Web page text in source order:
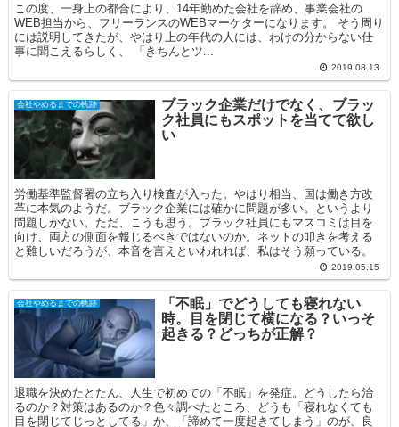
この度、一身上の都合により、14年勤めた会社を辞め、事業会社の
WEB担当から、フリーランスのWEBマーケターになります。 そう周り
には説明してきたが、やはり上の年代の人には、わけの分からない仕
事に聞こえるらしく、 「きちんとツ...
2019.08.13
会社やめるまでの軌跡
ブラック企業だけでなく、ブラッ
ク社員にもスポットを当てて欲し
い
労働基準監督署の立ち入り検査が入った。やはり相当、国は働き方改
革に本気のようだ。ブラック企業には確かに問題が多い。というより
問題しかない。ただ、こうも思う。ブラック社員にもマスコミは目を
向け、両方の側面を報じるべきではないのか。ネットの叩きを考える
と難しいだろうが、本音を言えといわれれば、私はそう願っている。
2019.05.15
会社やめるまでの軌跡
「不眠」でどうしても寝れない
時。目を閉じて横になる？いっそ
起きる？どっちが正解？
退職を決めたとたん、人生で初めての「不眠」を発症。どうしたら治
るのか？対策はあるのか？色々調べたところ、どうも「寝れなくても
目を閉じてじっとしてる」か、「諦めて一度起きてしまう」のが、良